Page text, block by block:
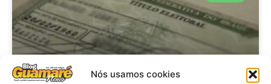
Nós usamos cookies